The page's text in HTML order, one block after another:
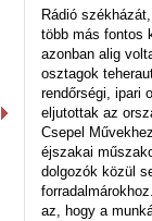
Rádió
több más fontos
azonban alig
osztagok
rendőrségi, ipari
eljutottak az
Csepel
éjszakai
dolgozók közül
az, hogy a